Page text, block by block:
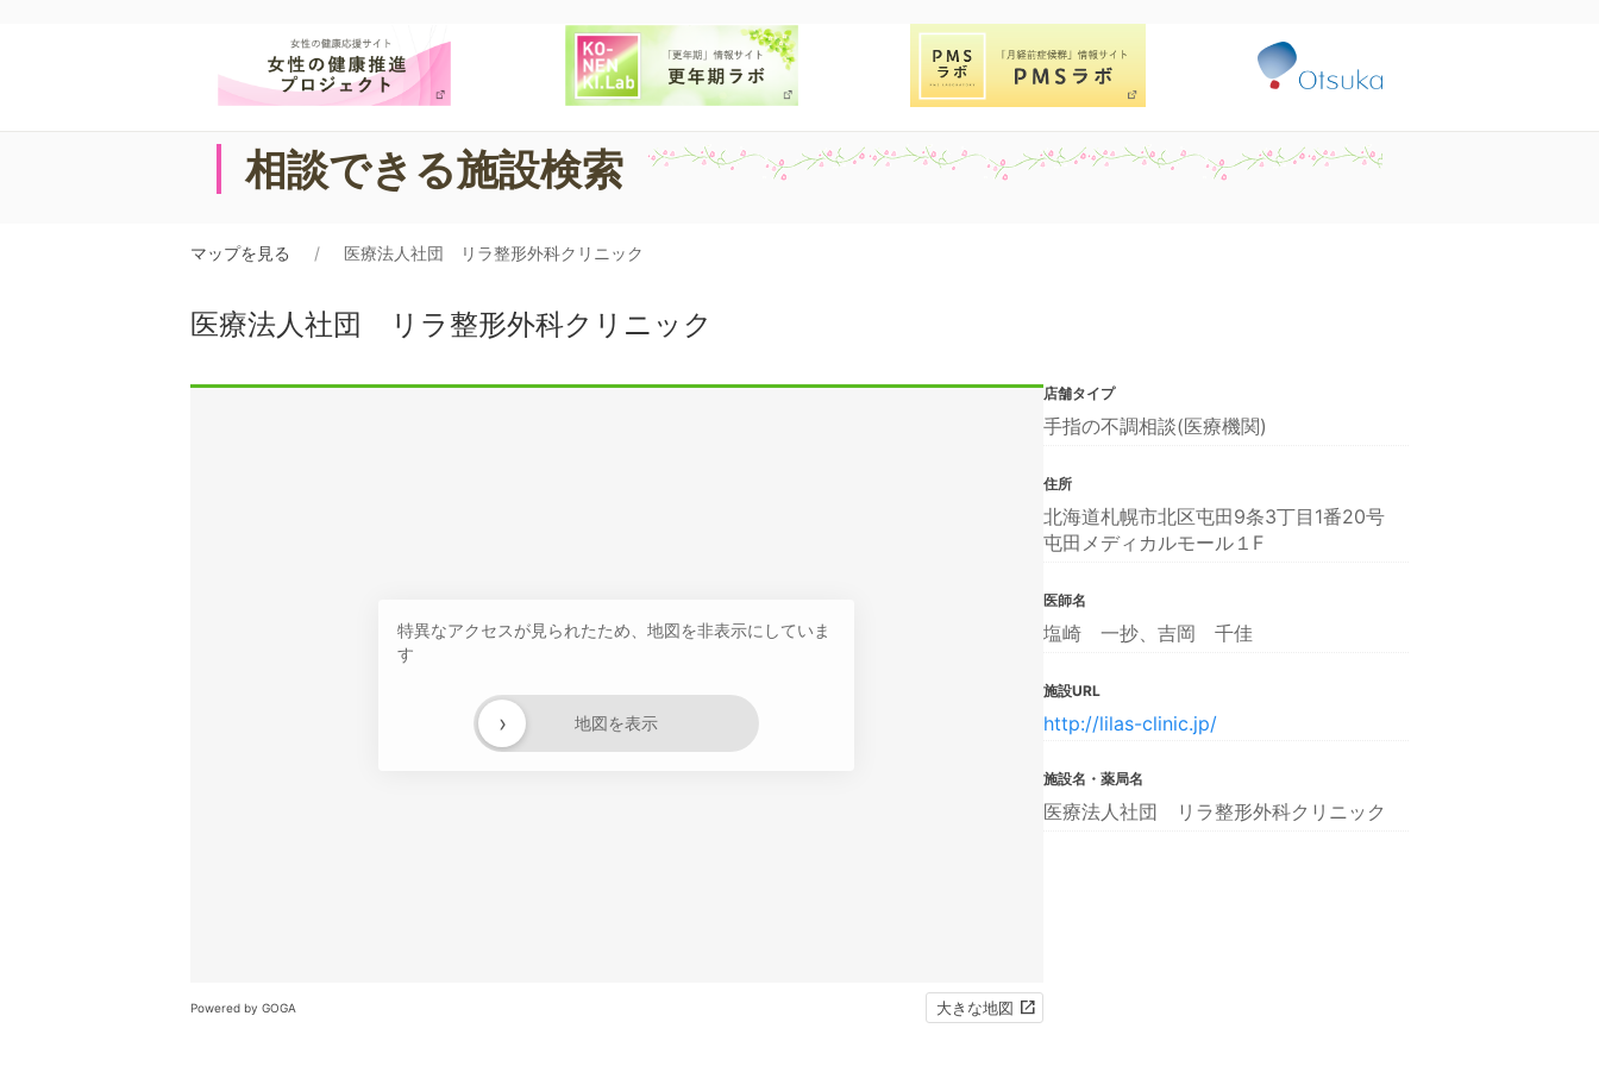
相談できる施設検索
マップを見る 医療法人社団 リラ整形外科クリニック
医療法人社団 リラ整形外科クリニック
特異なアクセスが見られたため、地図を非表示にしていま
す
地図を表示
›
Powered by GOGA 大きな地図
店舗タイプ
手指の不調相談(医療機関)
住所
北海道札幌市北区屯田9条3丁目1番20号
屯田メディカルモール１F
医師名
塩崎 一抄、吉岡 千佳
施設URL
http://lilas-clinic.jp/
施設名・薬局名
医療法人社団 リラ整形外科クリニック